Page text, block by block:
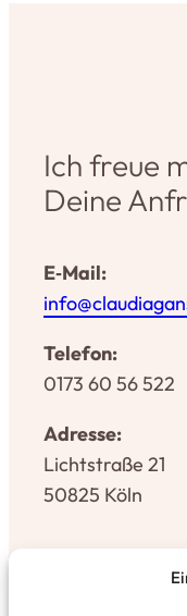
Ich freue
Deine
E‑Mail:
Telefon:
0173 60 56 522
Adresse:
Licht­straße 21
50825 Köln
Impressum